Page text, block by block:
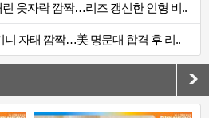
옷자락 깜짝…리즈 갱신한 인형 비..
니 자태 깜짝…美 명문대 합격 후 리..